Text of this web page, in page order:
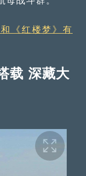
《红楼梦》有
载 深藏大